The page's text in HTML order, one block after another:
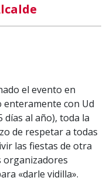
el evento en
enteramente con Ud
días al año), toda la
de respetar a todas
las fiestas de otra
organizadores
«darle vidilla».